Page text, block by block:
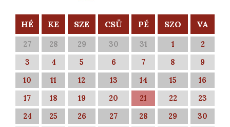
HÉ KE SZE CSÜ PÉ SZO VA
27 28 29 30 31 1
2
3
4 5 6 7 8
9
10
11 12 13 14 15
16
17
18 19 20 21 22
23
24
25 26 27 28 29
30